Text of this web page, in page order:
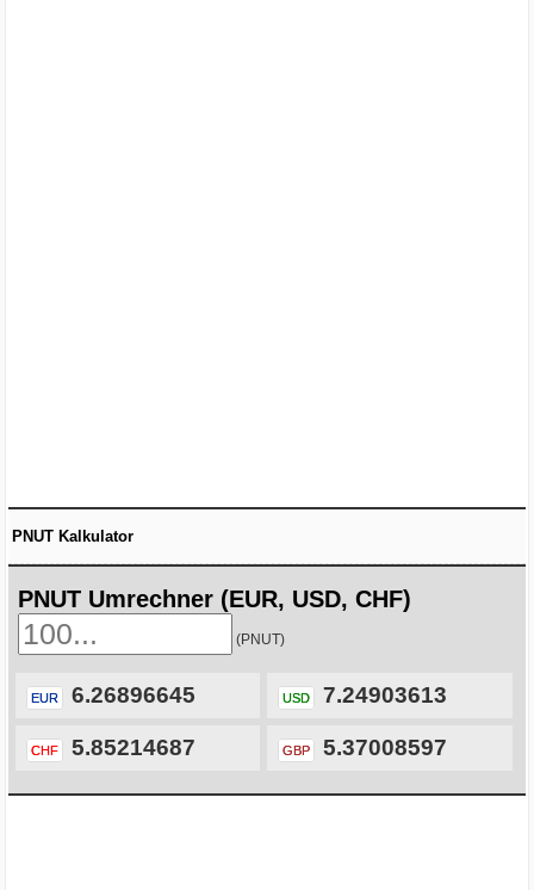
PNUT Kalkulator
PNUT Umrechner (EUR, USD, CHF)
(PNUT)
EUR 6.26896645 USD 7.24903613
CHF 5.85214687 GBP 5.37008597